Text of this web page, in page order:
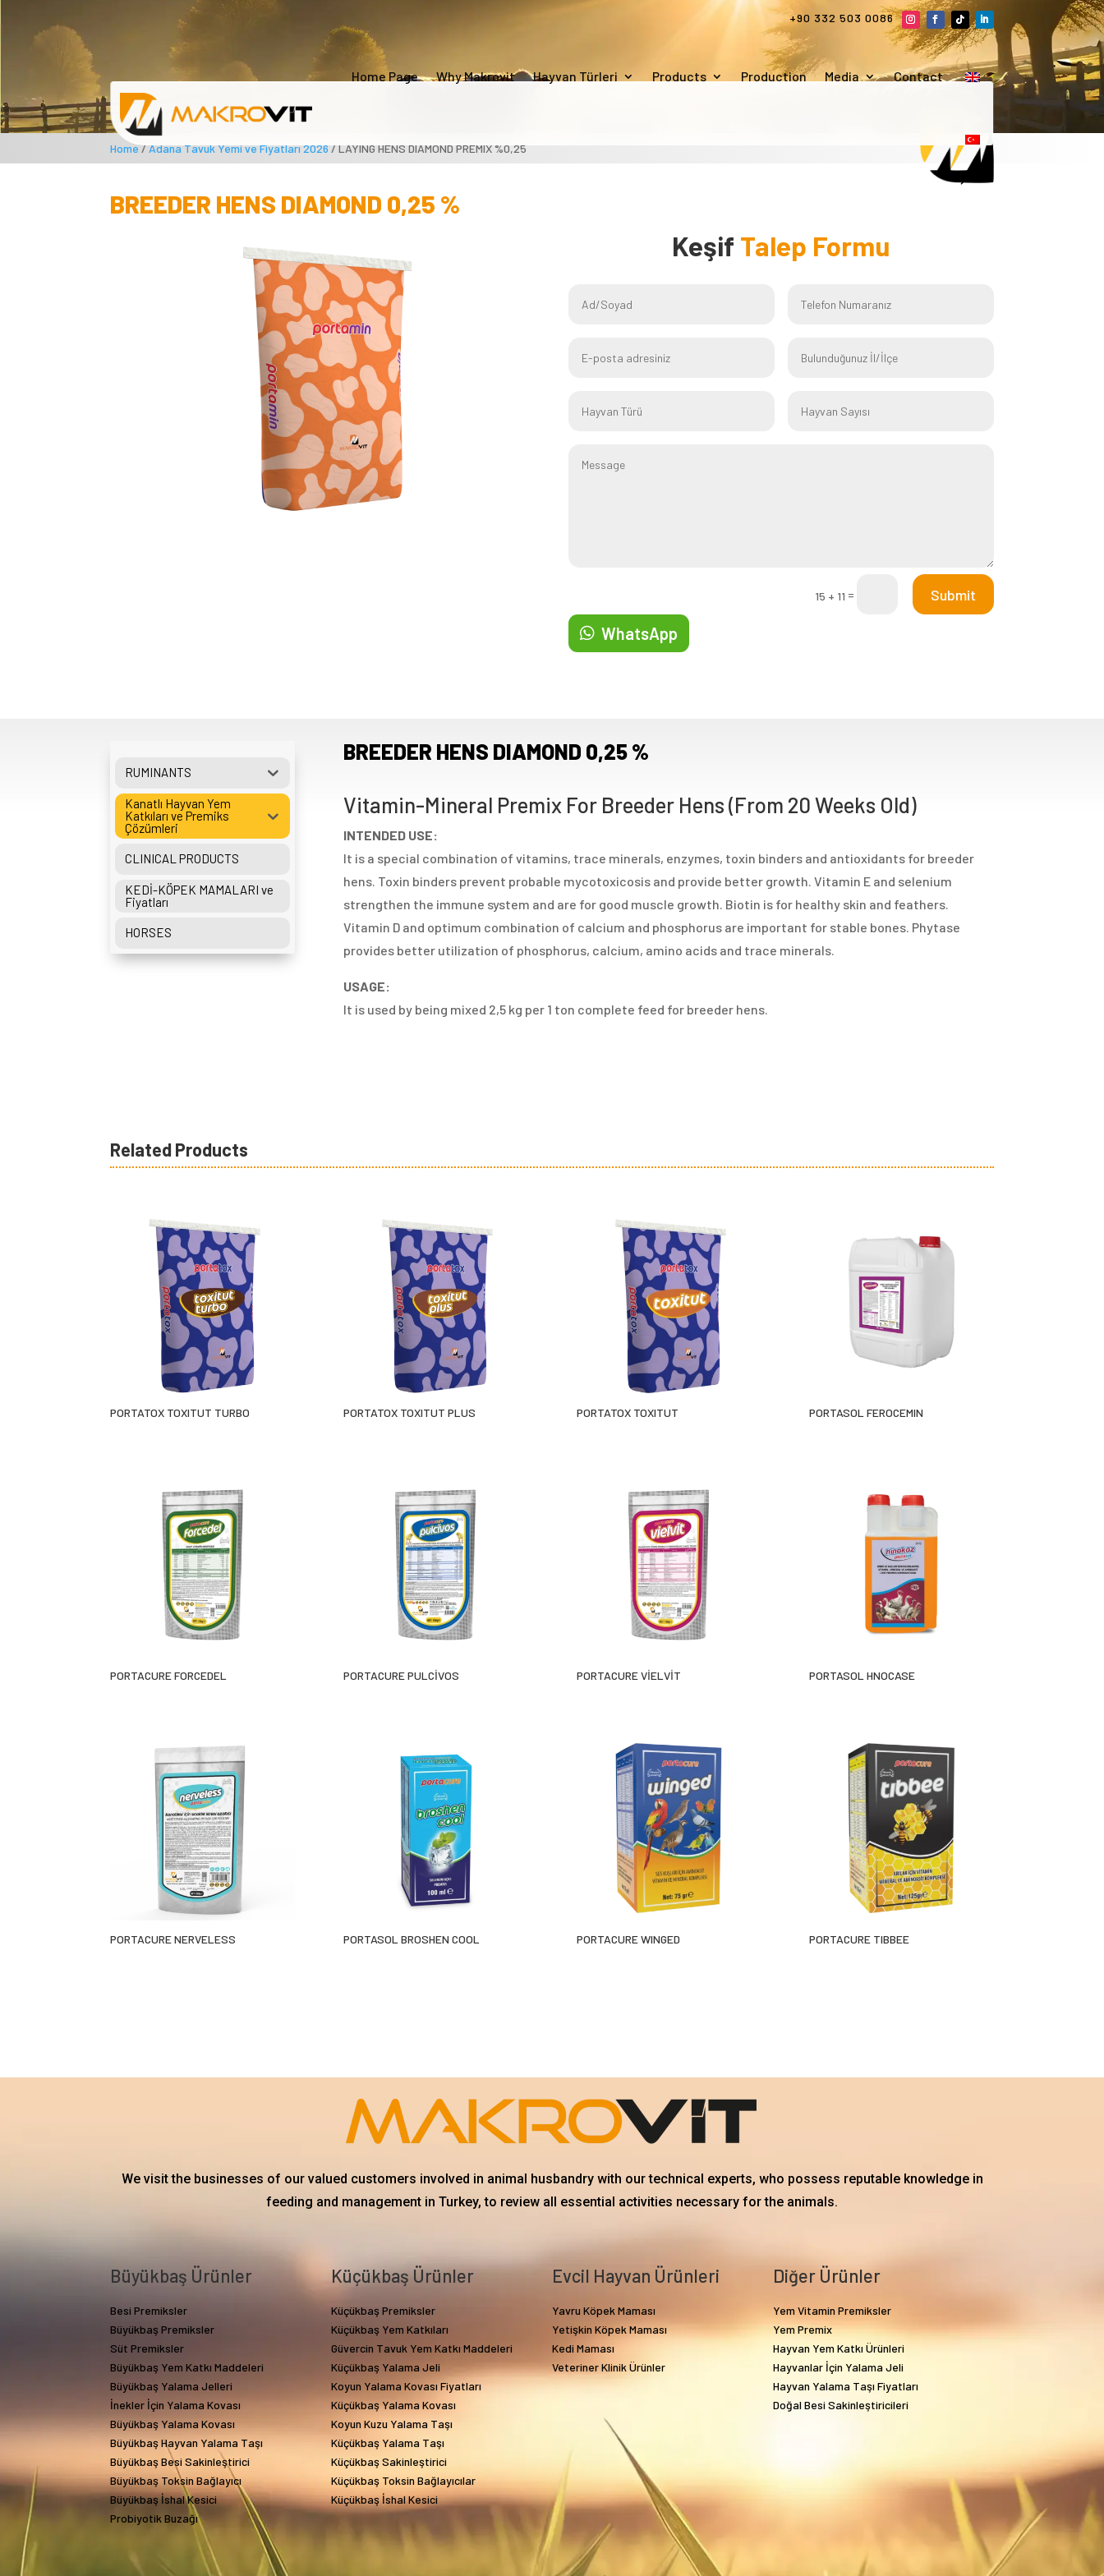
+90 332 503 0086
Home Page Why Makrovit Hayvan Türleri Products Production Media Contact
Home/Adana Tavuk Yemi ve Fiyatları 2026/ LAYING HENS DIAMOND PREMIX %0,25
BREEDER HENS DIAMOND 0,25 %
Keşif Talep Formu
15 + 11 = Submit
WhatsApp
RUMINANTS
Kanatlı Hayvan Yem
Katkıları ve Premiks
Çözümleri
CLINICAL PRODUCTS
KEDİ-KÖPEK MAMALARI ve
Fiyatları
HORSES
BREEDER HENS DIAMOND 0,25 %
Vitamin-Mineral Premix For Breeder Hens (From 20 Weeks Old)
INTENDED USE:
It is a special combination of vitamins, trace minerals, enzymes, toxin binders and antioxidants for breeder
hens. Toxin binders prevent probable mycotoxicosis and provide better growth. Vitamin E and selenium
strengthen the immune system and are for good muscle growth. Biotin is for healthy skin and feathers.
Vitamin D and optimum combination of calcium and phosphorus are important for stable bones. Phytase
provides better utilization of phosphorus, calcium, amino acids and trace minerals.
USAGE:
It is used by being mixed 2,5 kg per 1 ton complete feed for breeder hens.
Related Products
PORTATOX TOXITUT TURBO PORTATOX TOXITUT PLUS PORTATOX TOXITUT PORTASOL FEROCEMIN
PORTACURE FORCEDEL PORTACURE PULCİVOS PORTACURE VİELVİT PORTASOL HNOCASE
PORTACURE NERVELESS PORTASOL BROSHEN COOL PORTACURE WINGED PORTACURE TIBBEE
We visit the businesses of our valued customers involved in animal husbandry with our technical experts, who possess reputable knowledge in
feeding and management in Turkey, to review all essential activities necessary for the animals.
Büyükbaş Ürünler
Besi Premiksler
Büyükbaş Premiksler
Süt Premiksler
Büyükbaş Yem Katkı Maddeleri
Büyükbaş Yalama Jelleri
İnekler İçin Yalama Kovası
Büyükbaş Yalama Kovası
Büyükbaş Hayvan Yalama Taşı
Büyükbaş Besi Sakinleştirici
Büyükbaş Toksin Bağlayıcı
Büyükbaş İshal Kesici
Probiyotik Buzağı
Küçükbaş Ürünler
Küçükbaş Premiksler
Küçükbaş Yem Katkıları
Güvercin Tavuk Yem Katkı Maddeleri
Küçükbaş Yalama Jeli
Koyun Yalama Kovası Fiyatları
Küçükbaş Yalama Kovası
Koyun Kuzu Yalama Taşı
Küçükbaş Yalama Taşı
Küçükbaş Sakinleştirici
Küçükbaş Toksin Bağlayıcılar
Küçükbaş İshal Kesici
Evcil Hayvan Ürünleri
Yavru Köpek Maması
Yetişkin Köpek Maması
Kedi Maması
Veteriner Klinik Ürünler
Diğer Ürünler
Yem Vitamin Premiksler
Yem Premix
Hayvan Yem Katkı Ürünleri
Hayvanlar İçin Yalama Jeli
Hayvan Yalama Taşı Fiyatları
Doğal Besi Sakinleştiricileri